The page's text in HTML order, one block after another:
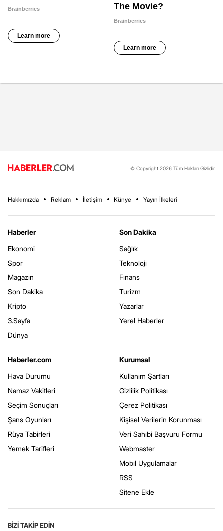
© Copyright 2026 Tüm Hakları Gizlidir.
Hakkımızda Reklam İletişim Künye Yayın İlkeleri
Haberler
Ekonomi
Spor
Magazin
Son Dakika
Kripto
3.Sayfa
Dünya
Son Dakika
Sağlık
Teknoloji
Finans
Turizm
Yazarlar
Yerel Haberler
Haberler.com
Hava Durumu
Namaz Vakitleri
Seçim Sonuçları
Şans Oyunları
Rüya Tabirleri
Yemek Tarifleri
Kurumsal
Kullanım Şartları
Gizlilik Politikası
Çerez Politikası
Kişisel Verilerin Korunması
Veri Sahibi Başvuru Formu
Webmaster
Mobil Uygulamalar
RSS
Sitene Ekle
BİZİ TAKİP EDİN